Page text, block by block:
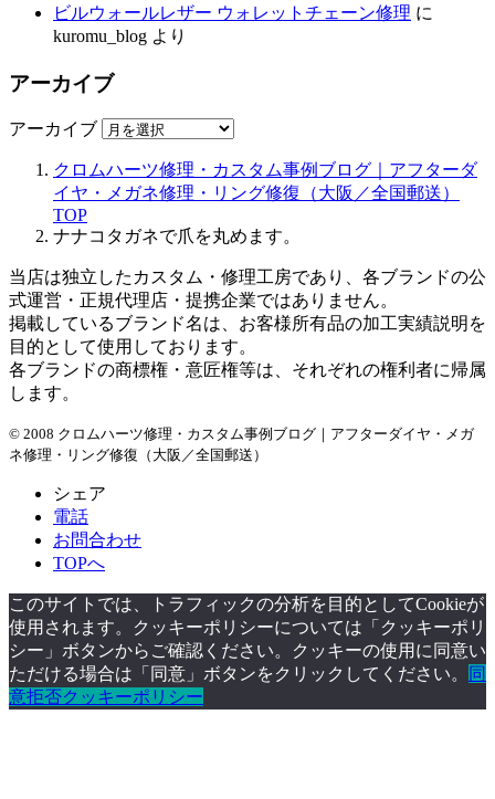
ビルウォールレザー ウォレットチェーン修理 に
kuromu_blog より
アーカイブ
アーカイブ
クロムハーツ修理・カスタム事例ブログ｜アフターダ
イヤ・メガネ修理・リング修復（大阪／全国郵送）
TOP
ナナコタガネで爪を丸めます。
当店は独立したカスタム・修理工房であり、各ブランドの公
式運営・正規代理店・提携企業ではありません。
掲載しているブランド名は、お客様所有品の加工実績説明を
目的として使用しております。
各ブランドの商標権・意匠権等は、それぞれの権利者に帰属
します。
© 2008 クロムハーツ修理・カスタム事例ブログ｜アフターダイヤ・メガ
ネ修理・リング修復（大阪／全国郵送）
シェア
電話
お問合わせ
TOPへ
このサイトでは、トラフィックの分析を目的としてCookieが
使用されます。クッキーポリシーについては「クッキーポリ
シー」ボタンからご確認ください。クッキーの使用に同意い
ただける場合は「同意」ボタンをクリックしてください。
同
意拒否クッキーポリシー